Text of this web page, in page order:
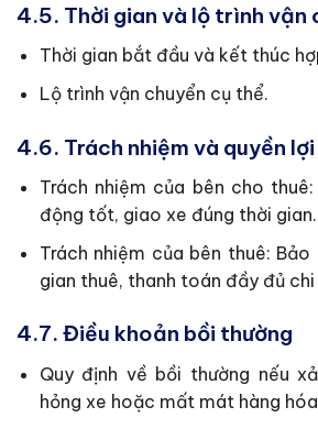
4.5. Thời gian và lộ trình vận
Thời gian bắt đầu và kết thúc
Lộ trình vận chuyển cụ thể.
4.6. Trách nhiệm và quyền
Trách nhiệm của bên cho
động tốt, giao xe đúng thời gian.
Trách nhiệm của bên thuê:
gian thuê, thanh toán đầy đủ chi
4.7. Điều khoản bồi thường
Quy định về bồi thường nếu
hỏng xe hoặc mất mát hàng